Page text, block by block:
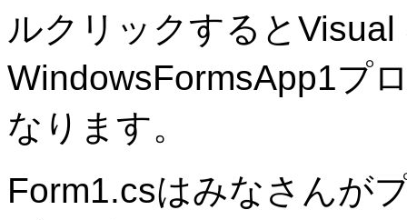
ルクリックすると
WindowsFormsApp1プ
なります。
Form1.csはみなさんが